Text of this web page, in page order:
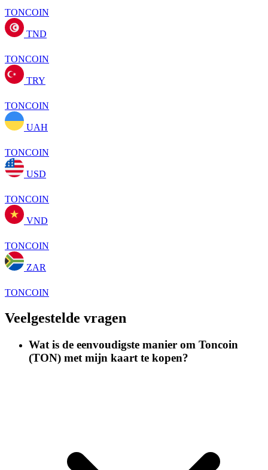
TONCOIN
TND
TONCOIN
TRY
TONCOIN
UAH
TONCOIN
USD
TONCOIN
VND
TONCOIN
ZAR
TONCOIN
Veelgestelde vragen
Wat is de eenvoudigste manier om Toncoin
(TON) met mijn kaart te kopen?